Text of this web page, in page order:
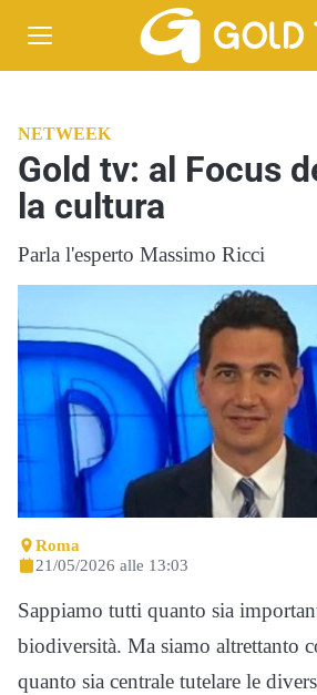
NETWEEK
Gold tv: al Focus
la cultura
Parla l'esperto Massimo Ricci
Roma
21/05/2026 alle 13:03
Sappiamo tutti quanto sia
biodiversità. Ma siamo altrettanto
quanto sia centrale tutelare le